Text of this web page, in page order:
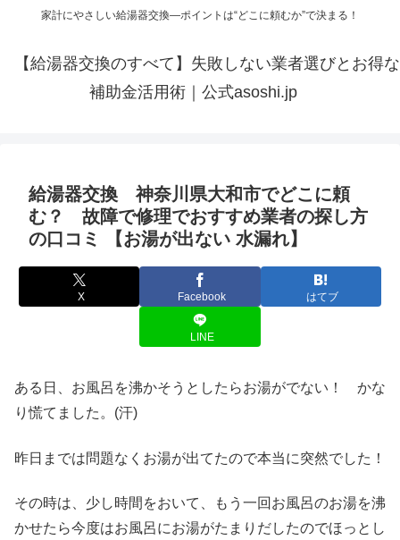
家計にやさしい給湯器交換—ポイントは“どこに頼むか”で決まる！
【給湯器交換のすべて】失敗しない業者選びとお得な
補助金活用術｜公式asoshi.jp
給湯器交換 神奈川県大和市でどこに頼
む？ 故障で修理でおすすめ業者の探し方
の口コミ 【お湯が出ない 水漏れ】
X Facebook はてブ
LINE
ある日、お風呂を沸かそうとしたらお湯がでない！ かな
り慌てました。(汗)
昨日までは問題なくお湯が出てたので本当に突然でした！
その時は、少し時間をおいて、もう一回お風呂のお湯を沸
かせたら今度はお風呂にお湯がたまりだしたのでほっとし